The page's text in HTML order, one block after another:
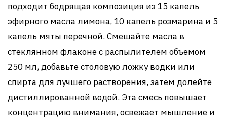
подходит бодрящая композиция из 15 капель
эфирного масла лимона, 10 капель розмарина и 5
капель мяты перечной. Смешайте масла в
стеклянном флаконе с распылителем объемом
250 мл, добавьте столовую ложку водки или
спирта для лучшего растворения, затем долейте
дистиллированной водой. Эта смесь повышает
концентрацию внимания, освежает мышление и